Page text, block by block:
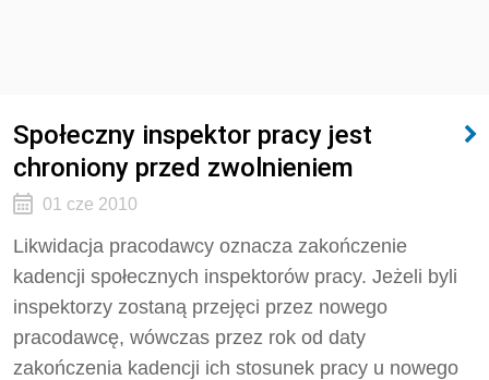
Społeczny inspektor pracy jest
chroniony przed zwolnieniem
01 cze 2010
Likwidacja pracodawcy oznacza zakończenie
kadencji społecznych inspektorów pracy. Jeżeli byli
inspektorzy zostaną przejęci przez nowego
pracodawcę, wówczas przez rok od daty
zakończenia kadencji ich stosunek pracy u nowego